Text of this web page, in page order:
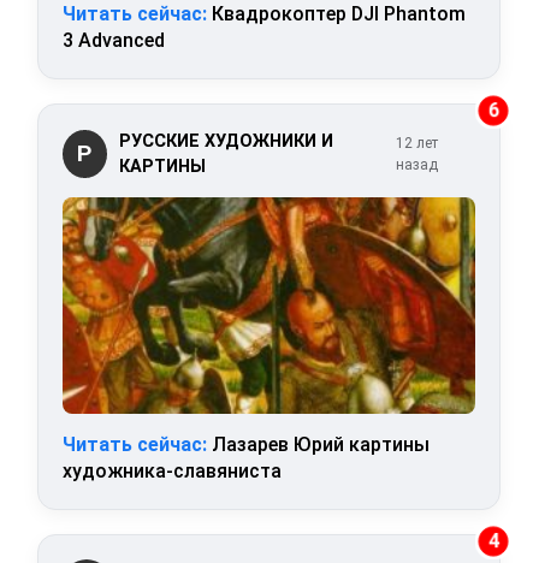
Читать сейчас: Квадрокоптер DJI Phantom
3 Advanced
6
Р
РУССКИЕ ХУДОЖНИКИ И
КАРТИНЫ
12 лет
назад
Читать сейчас: Лазарев Юрий картины
художника-славяниста
4